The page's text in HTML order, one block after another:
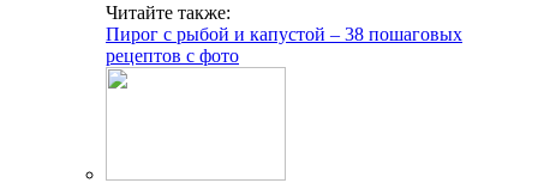
Читайте также:
Пирог с рыбой и капустой – 38 пошаговых
рецептов с фото